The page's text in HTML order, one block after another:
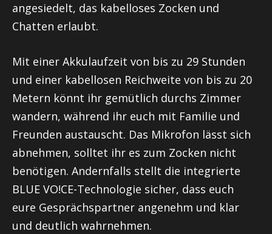
angesiedelt, das kabelloses Zocken und
Chatten erlaubt.
Mit einer Akkulaufzeit von bis zu 29 Stunden
und einer kabellosen Reichweite von bis zu 20
Metern könnt ihr gemütlich durchs Zimmer
wandern, während ihr euch mit Familie und
Freunden austauscht. Das Mikrofon lässt sich
abnehmen, solltet ihr es zum Zocken nicht
benötigen. Andernfalls stellt die integrierte
BLUE VO!CE-Technologie sicher, dass euch
eure Gesprächspartner angenehm und klar
und deutlich wahrnehmen.